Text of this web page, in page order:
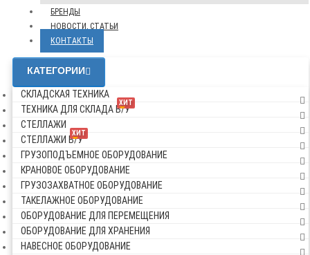
БРЕНДЫ
НОВОСТИ, СТАТЬИ
КОНТАКТЫ
КАТЕГОРИИ
СКЛАДСКАЯ ТЕХНИКА
ХИТ
ТЕХНИКА ДЛЯ СКЛАДА Б/У
СТЕЛЛАЖИ
ХИТ
СТЕЛЛАЖИ Б/У
ГРУЗОПОДЪЕМНОЕ ОБОРУДОВАНИЕ
КРАНОВОЕ ОБОРУДОВАНИЕ
ГРУЗОЗАХВАТНОЕ ОБОРУДОВАНИЕ
ТАКЕЛАЖНОЕ ОБОРУДОВАНИЕ
ОБОРУДОВАНИЕ ДЛЯ ПЕРЕМЕЩЕНИЯ
ОБОРУДОВАНИЕ ДЛЯ ХРАНЕНИЯ
НАВЕСНОЕ ОБОРУДОВАНИЕ